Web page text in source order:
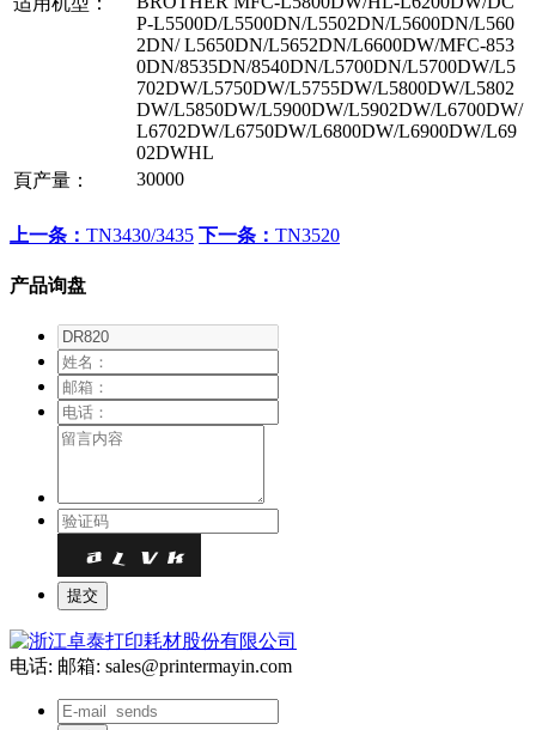
P-L5500D/L5500DN/L5502DN/L5600DN/L560
2DN/ L5650DN/L5652DN/L6600DW/MFC-853
0DN/8535DN/8540DN/L5700DN/L5700DW/L5
702DW/L5750DW/L5755DW/L5800DW/L5802
DW/L5850DW/L5900DW/L5902DW/L6700DW/
L6702DW/L6750DW/L6800DW/L6900DW/L69
02DWHL
頁产量：
30000
上一条： TN3430/3435 下一条： TN3520
产品询盘
电话: 邮箱: sales@printermayin.com